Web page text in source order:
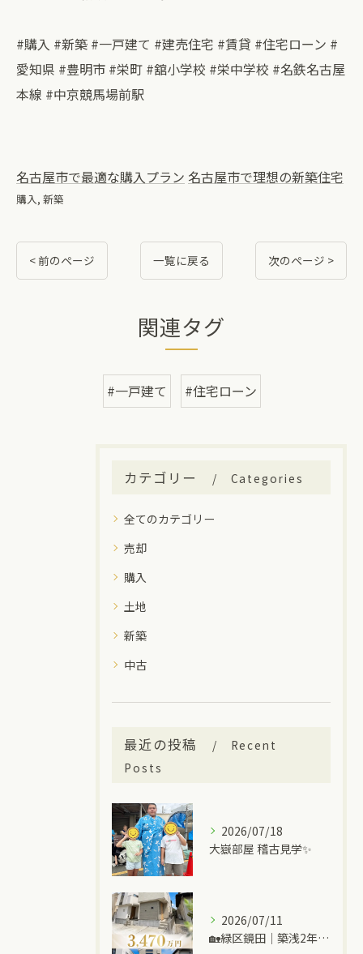
#購入 #新築 #一戸建て #建売住宅 #賃貸 #住宅ローン #
愛知県 #豊明市 #栄町 #舘小学校 #栄中学校 #名鉄名古屋
本線 #中京競馬場前駅
名古屋市で最適な購入プラン 名古屋市で理想の新築住宅
購入 新築
< 前のページ 一覧に戻る 次のページ >
関連タグ
#一戸建て #住宅ローン
カテゴリー Categories
全てのカテゴリー
売却
購入
土地
新築
中古
最近の投稿
Recent
Posts
2026/07/18
大嶽部屋 稽古見学✨
2026/07/11
🏡緑区鏡田｜築浅2年の中古一戸建て